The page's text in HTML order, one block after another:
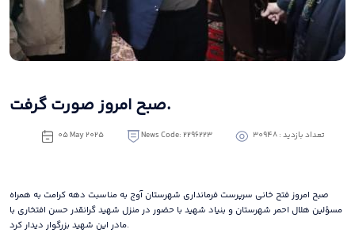
صبح امروز صورت گرفت.
05 May 2025 News Code: 2296223 تعداد بازدید : 30948
صبح امروز فتح خانی سرپرست فرمانداری شهرستان آوج به مناسبت دهه کرامت به همراه
مسؤلین هلال احمر شهرستان و بنیاد شهید با حضور در منزل شهید گرانقدر حسن افتخاری با
مادر این شهید بزرگوار دیدار کرد.